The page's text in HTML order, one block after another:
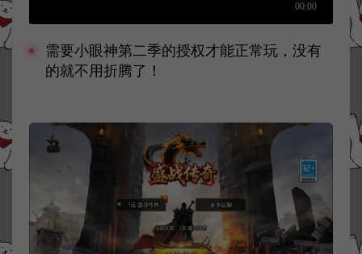
需要小眼神第二季的授权才能正常玩，没有
的就不用折腾了！